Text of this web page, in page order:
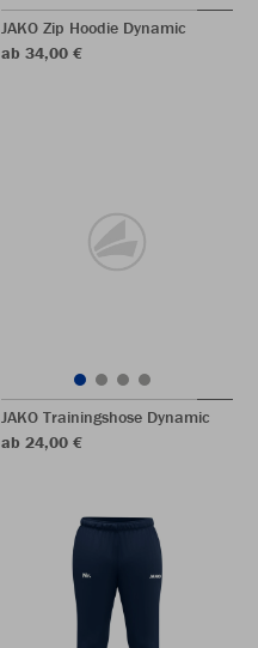
JAKO Zip Hoodie Dynamic
ab 34,00 €
JAKO Trainingshose Dynamic
ab 24,00 €